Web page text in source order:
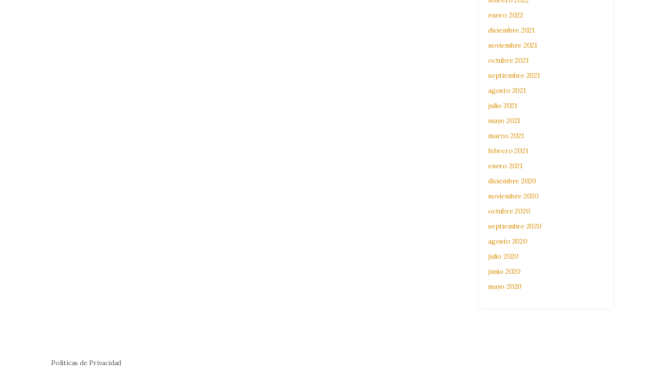
enero 2022
diciembre 2021
noviembre 2021
octubre 2021
septiembre 2021
agosto 2021
julio 2021
mayo 2021
marzo 2021
febrero 2021
enero 2021
diciembre 2020
noviembre 2020
octubre 2020
septiembre 2020
agosto 2020
julio 2020
junio 2020
mayo 2020
Políticas de Privacidad